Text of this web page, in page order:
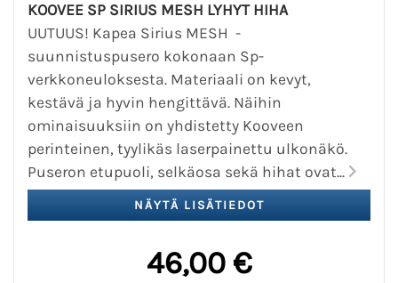
KOOVEE SP SIRIUS MESH LYHYT HIHA
UUTUUS! Kapea Sirius MESH -
suunnistuspusero kokonaan Sp-
verkkoneuloksesta. Materiaali on kevyt,
kestävä ja hyvin hengittävä. Näihin
ominaisuuksiin on yhdistetty Kooveen
perinteinen, tyylikäs laserpainettu ulkonäkö.
Puseron etupuoli, selkäosa sekä hihat ovat...
46,00 €